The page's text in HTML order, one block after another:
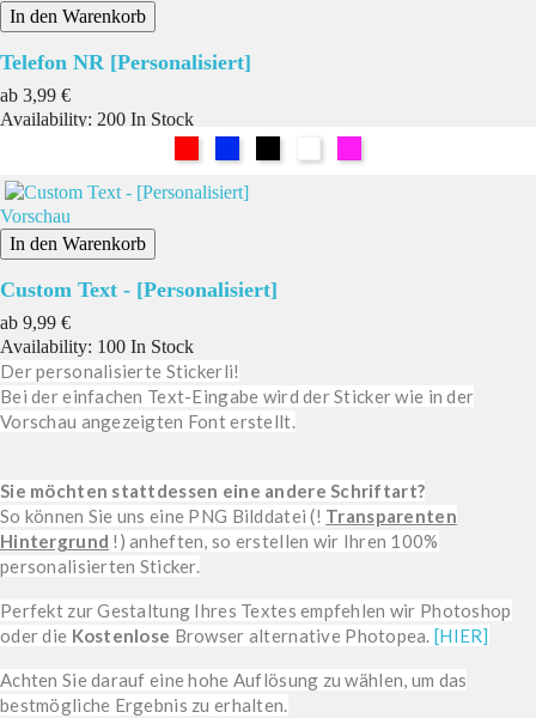
In den Warenkorb
Telefon NR [Personalisiert]
ab Preis
3,99 €
Availability: 200 In Stock
Vorschau
In den Warenkorb
Custom Text - [Personalisiert]
ab Preis
9,99 €
Availability: 100 In Stock
Der personalisierte Stickerli!
Bei der einfachen Text-Eingabe wird der Sticker wie in der
Vorschau angezeigten Font erstellt.
Sie möchten stattdessen eine andere Schriftart?
So können Sie uns eine PNG Bilddatei (! Transparenten
Hintergrund !) anheften, so erstellen wir Ihren 100%
personalisierten Sticker.
Perfekt zur Gestaltung Ihres Textes empfehlen wir Photoshop
oder die Kostenlose Browser alternative Photopea.[HIER]
Achten Sie darauf eine hohe Auflösung zu wählen, um das
bestmögliche Ergebnis zu erhalten.